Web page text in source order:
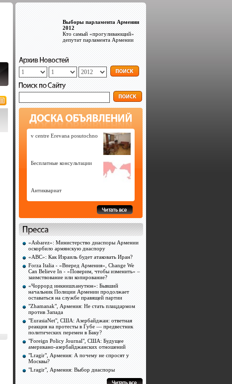
Выборы парламента Армении
2012
Кто самый «прогуливающий»
депутат парламента Армении
v centre Erevana posutochno
Бесплатные консультации
Антиквариат
«Asbarez»: Министерство диаспоры Армении
оскорбило армянскую диаспору
«ABC»: Как Израиль будет атаковать Иран?
Forza Italia - «Вперед Армения», Change We
Can Believe In - «Поверим, чтобы изменить» –
заимствование или копирование?
«Чоррорд инкнишханутюн»: Бывший
начальник Полиции Армении продолжает
оставаться на службе правящей партии
"Zhamanak", Армения: Не стать плацдармом
против Запада
"EurasiaNet", США: Азербайджан: ответная
реакция на протесты в Губе — предвестник
политических перемен в Баку?
"Foreign Policy Journal", США: Будущее
американо-азербайджанских отношений
"Lragir", Армения: А почему не спросят у
Москвы?
"Lragir", Армения: Выбор диаспоры